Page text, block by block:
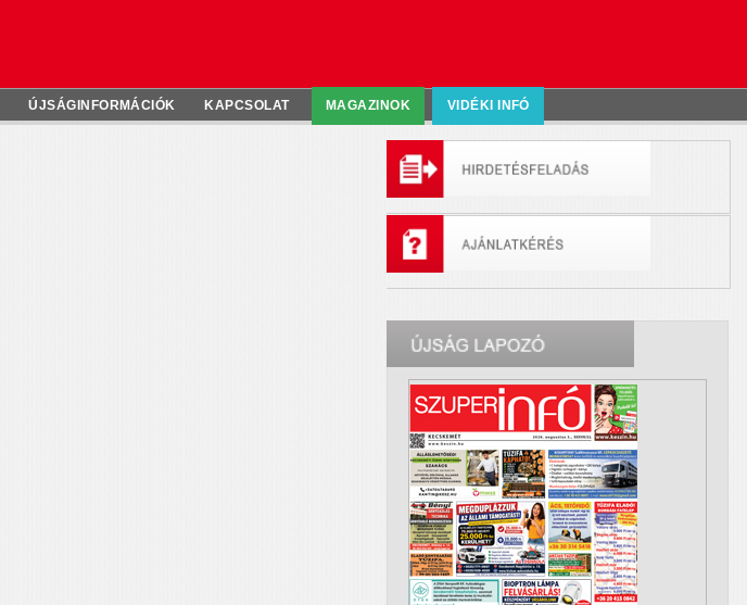
ÚJSÁGINFORMÁCIÓK KAPCSOLAT MAGAZINOK VIDÉKI INFÓ